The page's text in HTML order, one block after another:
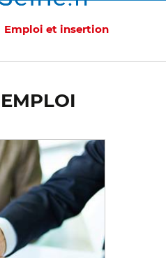
Emploi et insertion